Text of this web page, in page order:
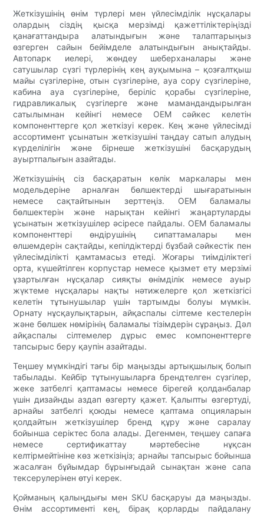
Жеткізушінің өнім түрлері мен үйлесімділік нұсқалары
олардың сіздің қысқа мерзімді қажеттіліктеріңізді
қанағаттандыра алатындығын және талаптарыңыз
өзгерген сайын бейімделе алатындығын анықтайды.
Автопарк иелері, жөндеу шеберханалары және
сатушылар сүзгі түрлерінің кең ауқымына – қозғалтқыш
майы сүзгілеріне, отын сүзгілеріне, ауа сору сүзгілеріне,
кабина ауа сүзгілеріне, беріліс қорабы сүзгілеріне,
гидравликалық сүзгілерге және мамандандырылған
сатылымнан кейінгі немесе OEM сәйкес келетін
компоненттерге қол жеткізуі керек. Кең және үйлесімді
ассортимент ұсынатын жеткізушіні таңдау сатып алудың
күрделілігін және бірнеше жеткізушіні басқарудың
ауыртпалығын азайтады.
Жеткізушінің сіз басқаратын көлік маркалары мен
модельдеріне арналған бөлшектерді шығаратынын
немесе сақтайтынын зерттеңіз. OEM баламалы
бөлшектерін және нарықтан кейінгі жаңартуларды
ұсынатын жеткізушілер әсіресе пайдалы. OEM баламалы
компоненттері өндірушінің сипаттамалары мен
өлшемдерін сақтайды, кепілдіктерді бұзбай сәйкестік пен
үйлесімділікті қамтамасыз етеді. Жоғары тиімділіктегі
орта, күшейтілген корпустар немесе қызмет ету мерзімі
ұзартылған нұсқалар сияқты өнімділік немесе ауыр
жүктеме нұсқалары нақты нәтижелерге қол жеткізгісі
келетін тұтынушылар үшін тартымды болуы мүмкін.
Орнату нұсқаулықтарын, айқаспалы сілтеме кестелерін
және бөлшек нөмірінің баламалы тізімдерін сұраңыз. Дәл
айқаспалы сілтемелер дұрыс емес компоненттерге
тапсырыс беру қаупін азайтады.
Теңшеу мүмкіндігі тағы бір маңызды артықшылық болып
табылады. Кейбір тұтынушыларға брендтелген сүзгілер,
жеке затбелгі қаптамасы немесе бірегей қолданбалар
үшін дизайнды аздап өзгерту қажет. Қалыпты өзгертуді,
арнайы затбелгі қоюды немесе қаптама опцияларын
қолдайтын жеткізушілер бренд құру және саралау
бойынша серіктес бола алады. Дегенмен, теңшеу сапаға
немесе сертификаттау мәртебесіне нұқсан
келтірмейтініне көз жеткізіңіз; арнайы тапсырыс бойынша
жасалған бұйымдар бұрынғыдай сынақтан және сапа
тексерулерінен өтуі керек.
Қойманың қалыңдығы мен SKU басқаруы да маңызды.
Өнім ассортименті кең, бірақ қорларды пайдалану